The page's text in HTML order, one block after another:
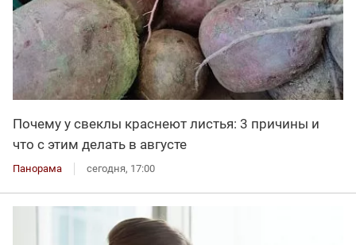
Почему у свеклы краснеют листья: 3 причины и
что с этим делать в августе
Панорама сегодня, 17:00